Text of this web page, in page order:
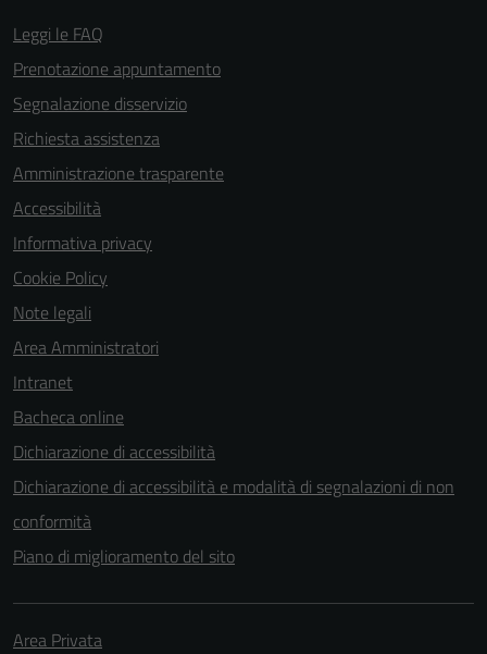
Leggi le FAQ
Prenotazione appuntamento
Segnalazione disservizio
Richiesta assistenza
Amministrazione trasparente
Accessibilità
Informativa privacy
Cookie Policy
Note legali
Area Amministratori
Intranet
Bacheca online
Dichiarazione di accessibilità
Dichiarazione di accessibilità e modalità di segnalazioni di non
conformità
Piano di miglioramento del sito
Area Privata